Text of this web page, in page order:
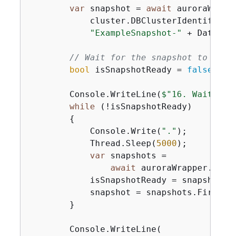
var snapshot = await
"ExampleSnapshot-"
+
// Wait for the snapshot to be
bool isSnapshotReady = false
        Console.WriteLine(
$"16.
while (!isSnapshotReady)
{
            Console.Write(
"." );
            Thread.Sleep(
5000 );
var snapshots =
await
isSnapshotReady =
snapshot =
        }
        Console.WriteLine(